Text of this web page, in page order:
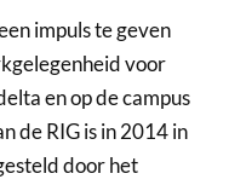
impuls te geven
voor
en op de campus
de RIG is in 2014 in
door het